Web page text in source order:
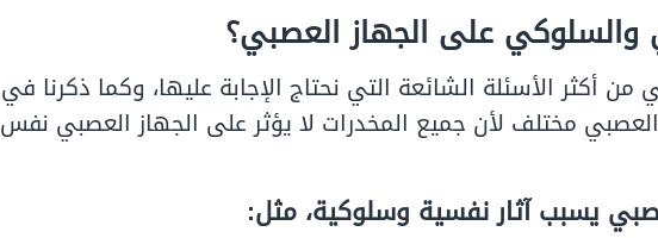
والسلوكي على الجهاز العصبي؟
أكثر الأسئلة الشائعة التي نحتاج الإجابة عليها، وكما ذكرنا في
العصبي مختلف لأن جميع المخدرات لا يؤثر على الجهاز العصبي نفس
يسبب آثار نفسية وسلوكية، مثل: